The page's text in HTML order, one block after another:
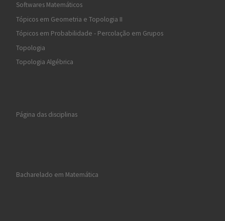
Softwares Matemáticos
Tópicos em Geometria e Topologia II
Tópicos em Probabilidade - Percolação em Grupos
Topologia
Topologia Algébrica
Página das disciplinas
Bacharelado em Matemática